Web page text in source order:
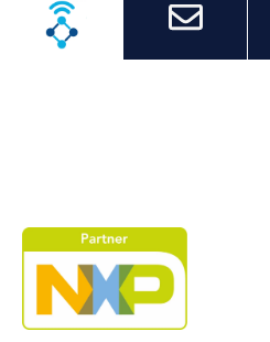
Cursos y